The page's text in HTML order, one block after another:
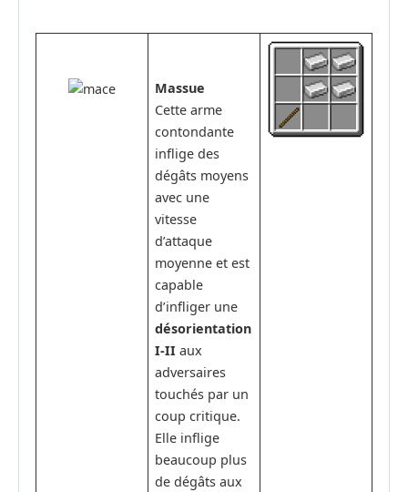
Massue
Cette arme
contondante
inflige des
dégâts moyens
avec une
vitesse
d’attaque
moyenne et est
capable
d’infliger une
désorientation
I-II aux
adversaires
touchés par un
coup critique.
Elle inflige
beaucoup plus
de dégâts aux